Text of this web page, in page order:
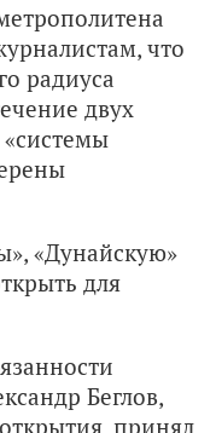
что
радиуса
двух
«Дунайскую»
для
Беглов,
принял